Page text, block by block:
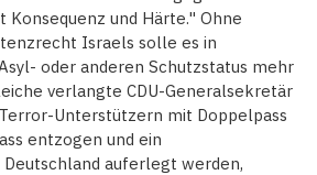
Konsequenz und Härte." Ohne
Israels solle es in
oder anderen Schutzstatus mehr
verlangte CDU-Generalsekretär
Unterstützern mit Doppelpass
entzogen und ein
auferlegt werden,